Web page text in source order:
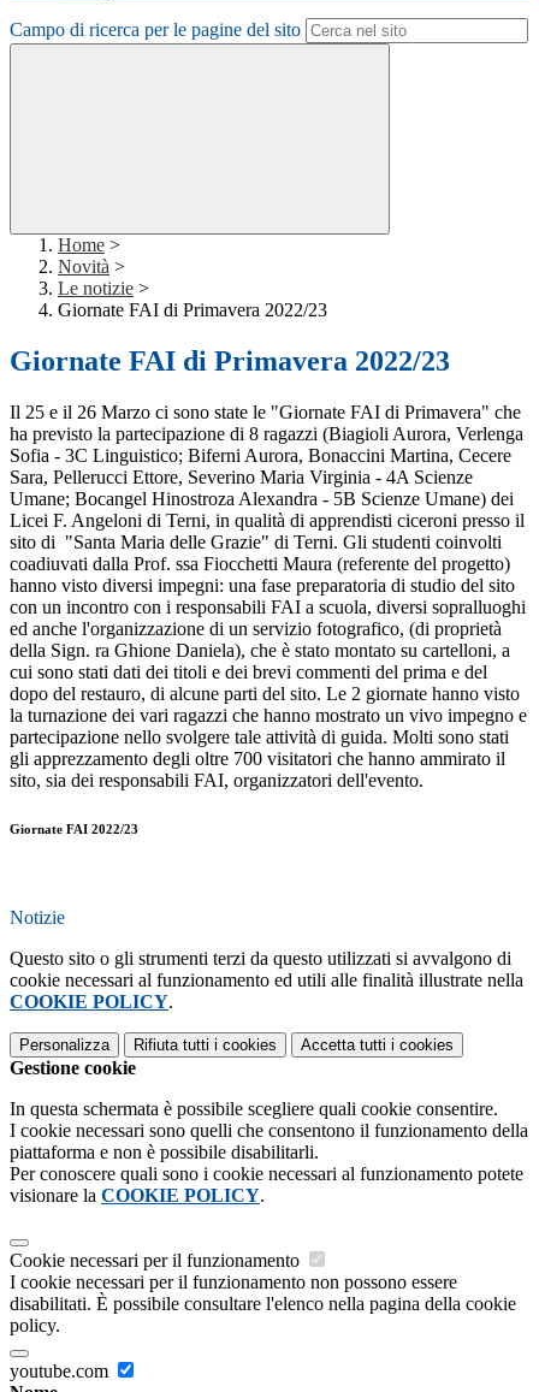
Campo di ricerca per le pagine del sito
Home >
Novità >
Le notizie >
Giornate FAI di Primavera 2022/23
Giornate FAI di Primavera 2022/23
Il 25 e il 26 Marzo ci sono state le "Giornate FAI di Primavera" che
ha previsto la partecipazione di 8 ragazzi (Biagioli Aurora, Verlenga
Sofia - 3C Linguistico; Biferni Aurora, Bonaccini Martina, Cecere
Sara, Pellerucci Ettore, Severino Maria Virginia - 4A Scienze
Umane; Bocangel Hinostroza Alexandra - 5B Scienze Umane) dei
Licei F. Angeloni di Terni, in qualità di apprendisti ciceroni presso il
sito di "Santa Maria delle Grazie" di Terni. Gli studenti coinvolti
coadiuvati dalla Prof. ssa Fiocchetti Maura (referente del progetto)
hanno visto diversi impegni: una fase preparatoria di studio del sito
con un incontro con i responsabili FAI a scuola, diversi sopralluoghi
ed anche l'organizzazione di un servizio fotografico, (di proprietà
della Sign. ra Ghione Daniela), che è stato montato su cartelloni, a
cui sono stati dati dei titoli e dei brevi commenti del prima e del
dopo del restauro, di alcune parti del sito. Le 2 giornate hanno visto
la turnazione dei vari ragazzi che hanno mostrato un vivo impegno e
partecipazione nello svolgere tale attività di guida. Molti sono stati
gli apprezzamento degli oltre 700 visitatori che hanno ammirato il
sito, sia dei responsabili FAI, organizzatori dell'evento.
Giornate FAI 2022/23
Notizie
Questo sito o gli strumenti terzi da questo utilizzati si avvalgono di
cookie necessari al funzionamento ed utili alle finalità illustrate nella
COOKIE POLICY.
Personalizza Rifiuta tutti i cookies Accetta tutti i cookies
Gestione cookie
In questa schermata è possibile scegliere quali cookie consentire.
I cookie necessari sono quelli che consentono il funzionamento della
piattaforma e non è possibile disabilitarli.
Per conoscere quali sono i cookie necessari al funzionamento potete
visionare la COOKIE POLICY.
Cookie necessari per il funzionamento
I cookie necessari per il funzionamento non possono essere
disabilitati. È possibile consultare l'elenco nella pagina della cookie
policy.
youtube.com